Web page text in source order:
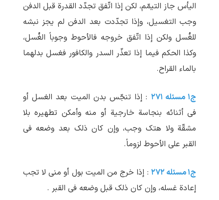
الیأس جاز التیمّم، لکن إذا اتّفق تجدّد القدرة قبل الدفن
وجب التغسیل، وإذا تجدّدت بعد الدفن لم ‏یجز نبشه
للغُسل ولکن إذا اتّفق خروجه فالأحوط وجوباً الغُسل،
وکذا الحکم فیما إذا تعذّر السدر والکافور فغسل بدلهما
بالماء القراح.
ج۱ مسئله ۲۷۱
: إذا تنجّس بدن المیت بعد الغسل أو
فی أثنائه بنجاسة خارجیة أو منه وأمکن تطهیره بلا
مشقّة ولا هتک وجب، وإن کان ذلک بعد وضعه فی
القبر علی الأحوط لزوماً.
ج۱ مسئله ۲۷۲
: إذا خرج من المیت بول أو منی لا تجب
إعادة غسله، وإن کان ذلک قبل وضعه فی القبر .